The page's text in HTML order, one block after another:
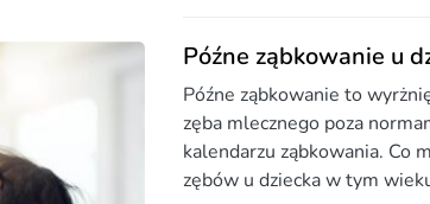
Późne ząbkowanie u
Późne ząbkowanie to
zęba mlecznego poza
kalendarzu ząbkowania. Co
zębów u dziecka w tym